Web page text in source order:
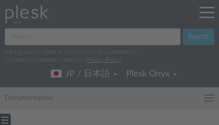
Search
We log search terms to improve our documentation.
For more information, read our
Privacy Policy
JP / 日本語 Plesk Onyx
Documentation